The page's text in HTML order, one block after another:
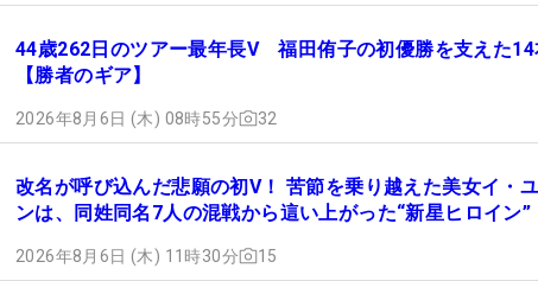
44歳262日のツアー最年長V 福田侑子の初優勝を支えた14
【勝者のギア】
2026年8月6日 (木) 08時55分 32
改名が呼び込んだ悲願の初V！ 苦節を乗り越えた美女イ・
ンは、同姓同名7人の混戦から這い上がった“新星ヒロイン”
2026年8月6日 (木) 11時30分 15